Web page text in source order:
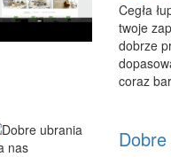
Cegła
twoje
dobrze
coraz